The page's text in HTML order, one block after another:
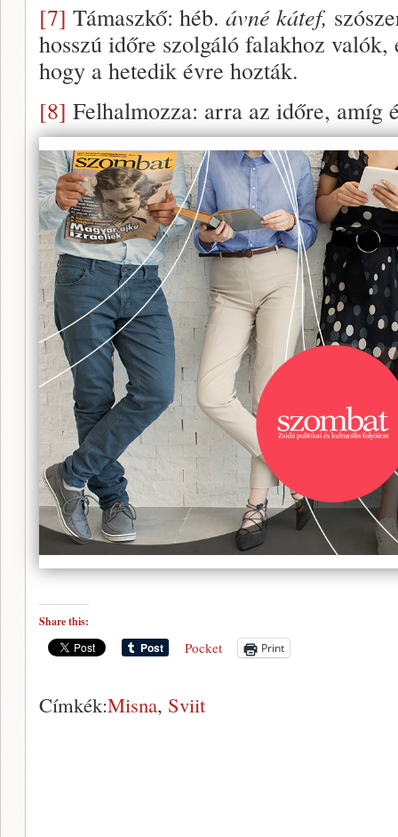
[7] Támaszkő: héb. ávné kátef,
hosszú időre szolgáló falakhoz
hogy a hetedik évre hozták.
[8] Felhalmozza: arra az időre, amíg
Share this:
Pocket Print
Címkék:Misna, Sviit